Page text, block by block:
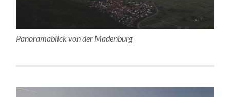
Panoramablick von der Madenburg